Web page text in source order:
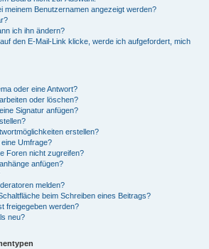
meinem Benutzernamen angezeigt werden?
ich ihn ändern?
den E-Mail-Link klicke, werde ich aufgefordert, mich
oder eine Antwort?
oder löschen?
Signatur anfügen?
erstellen?
Umfrage?
Foren nicht zugreifen?
anfügen?
melden?
beim Schreiben eines Beitrags?
freigegeben werden?
neu?